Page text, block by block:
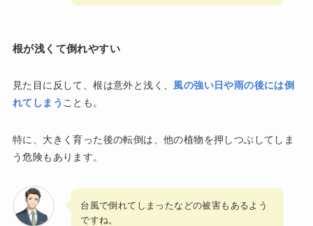
根が浅くて倒れやすい
見た目に反して、根は意外と浅く、 風の強い日や雨の後には倒
れてしまう ことも。
特に、大きく育った後の転倒は、他の植物を押しつぶしてしま
う危険もあります。
台風で倒れてしまったなどの被害もあるよう
ですね。